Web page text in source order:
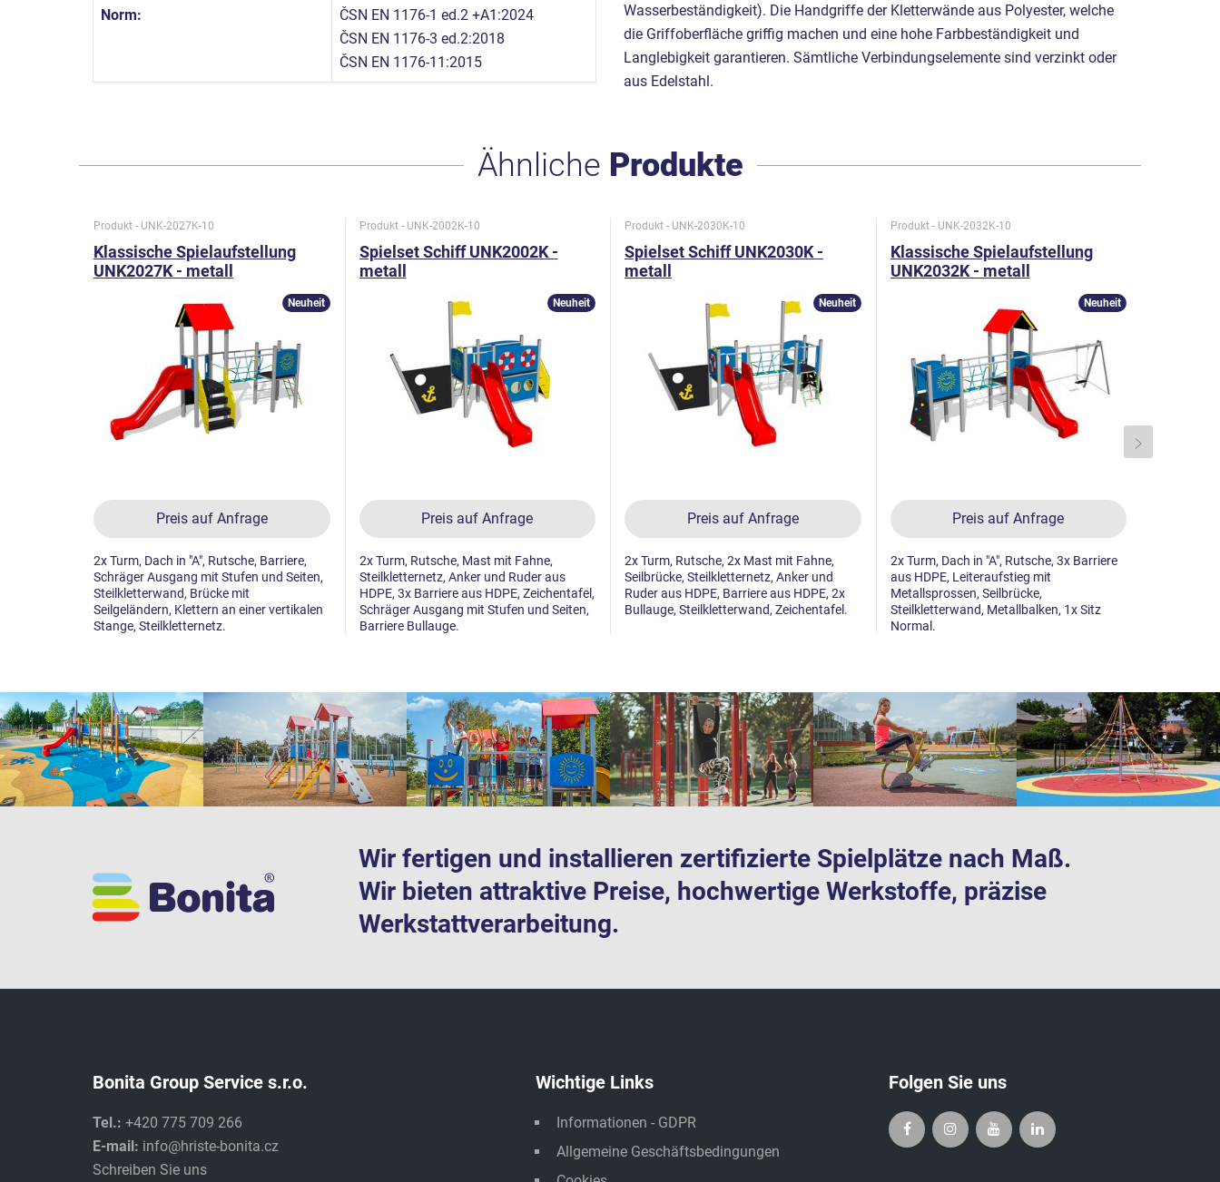
Norm:
ČSN EN 1176-1 ed.2 +A1:2024
ČSN EN 1176-3 ed.2:2018
ČSN EN 1176-11:2015
Wasserbeständigkeit). Die Handgriffe der Kletterwände aus Polyester, welche
die Griffoberfläche griffig machen und eine hohe Farbbeständigkeit und
Langlebigkeit garantieren. Sämtliche Verbindungselemente sind verzinkt oder
aus Edelstahl.
Ähnliche Produkte
Produkt - UNK-2027K-10
Klassische Spielaufstellung
UNK2027K - metall
Preis auf Anfrage
Neuheit
2x Turm, Dach in "A", Rutsche, Barriere,
Schräger Ausgang mit Stufen und Seiten,
Steilkletterwand, Brücke mit
Seilgeländern, Klettern an einer vertikalen
Stange, Steilkletternetz.
Produkt - UNK-2002K-10
Spielset Schiff UNK2002K -
metall
Preis auf Anfrage
Neuheit
2x Turm, Rutsche, Mast mit Fahne,
Steilkletternetz, Anker und Ruder aus
HDPE, 3x Barriere aus HDPE, Zeichentafel,
Schräger Ausgang mit Stufen und Seiten,
Barriere Bullauge.
Produkt - UNK-2030K-10
Spielset Schiff UNK2030K -
metall
Preis auf Anfrage
Neuheit
2x Turm, Rutsche, 2x Mast mit Fahne,
Seilbrücke, Steilkletternetz, Anker und
Ruder aus HDPE, Barriere aus HDPE, 2x
Bullauge, Steilkletterwand, Zeichentafel.
Produkt - UNK-2032K-10
Klassische Spielaufstellung
UNK2032K - metall
Preis auf Anfrage
Neuheit
2x Turm, Dach in "A", Rutsche, 3x Barriere
aus HDPE, Leiteraufstieg mit
Metallsprossen, Seilbrücke,
Steilkletterwand, Metallbalken, 1x Sitz
Normal.
Wir fertigen und installieren zertifizierte Spielplätze nach Maß.
Wir bieten attraktive Preise, hochwertige Werkstoffe, präzise
Werkstattverarbeitung.
Bonita Group Service s.r.o.
Tel.: +420 775 709 266
E-mail: info@hriste-bonita.cz
Schreiben Sie uns
Wichtige Links
Informationen - GDPR
Allgemeine Geschäftsbedingungen
Folgen Sie uns